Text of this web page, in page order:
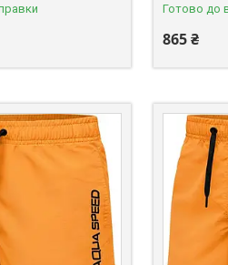
Готово до
865 ₴